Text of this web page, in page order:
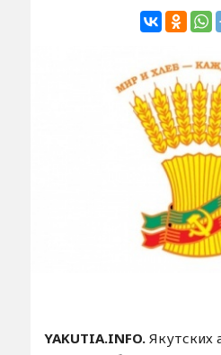
YAKUTIA.INFO.Якутских